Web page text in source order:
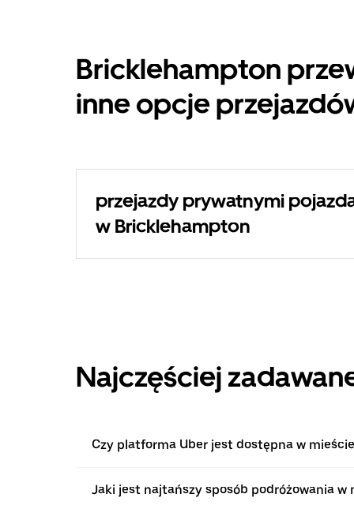
Bricklehampton
inne opcje
przejazdy prywatnymi
w Bricklehampton
Najczęściej
Czy platforma Uber jest dostępna w
Jaki jest najtańszy sposób podróżowania w